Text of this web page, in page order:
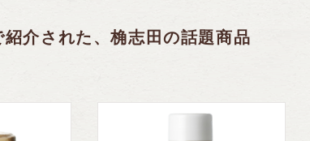
紹介された、桷志田の話題商品